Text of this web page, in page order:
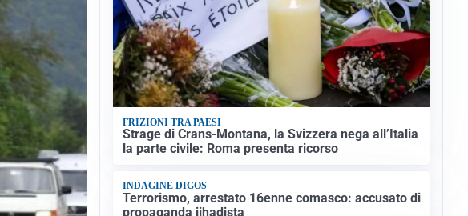
FRIZIONI TRA PAESI
Strage di Crans-Montana, la Svizzera nega all’Italia
la parte civile: Roma presenta ricorso
INDAGINE DIGOS
Terrorismo, arrestato 16enne comasco: accusato di
propaganda jihadista